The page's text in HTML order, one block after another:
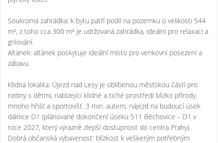
Soukromá zahrádka: k bytu patří podíl na pozemku o velikosti 544
m², z toho cca 300 m² je udržovaná zahrádka, ideální pro relaxaci a
grilování.
Altánek: altánek poskytuje ideální místo pro venkovní posezení a
zábavu.
Klidná lokalita: Újezd nad Lesy je oblíbenou městskou částí pro
rodiny s dětmi, nabízející klidné a tiché prostředí blízko přírody,
mnoho hřišť a sportovišť. 3 min. autem, nájezd na budoucí úsek
dálnice D1 (plánované dokončení úseku 511 Běchovice – D1 v
roce 2027, který výrazně zlepší dostupnost do centra Prahy).
Dobrá občanská vybavenost: blízkost k veškerým potřebným